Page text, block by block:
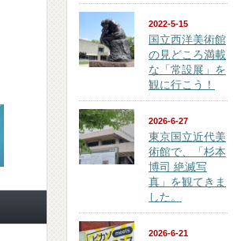
2022-5-15
国立西洋美術館
の見どころ満載
な「常設展」を
観に行こう！
2026-6-27
東京国立近代美
術館で、「杉本
博司 絶滅写
真」を観てきま
した。
2026-6-21